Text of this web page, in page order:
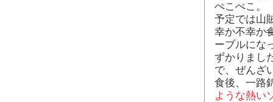
ぺこぺこ。
予定では山
幸か不幸か
ーブルにな
ずかりまし
で、ぜんざ
食後、一路
ような熱い